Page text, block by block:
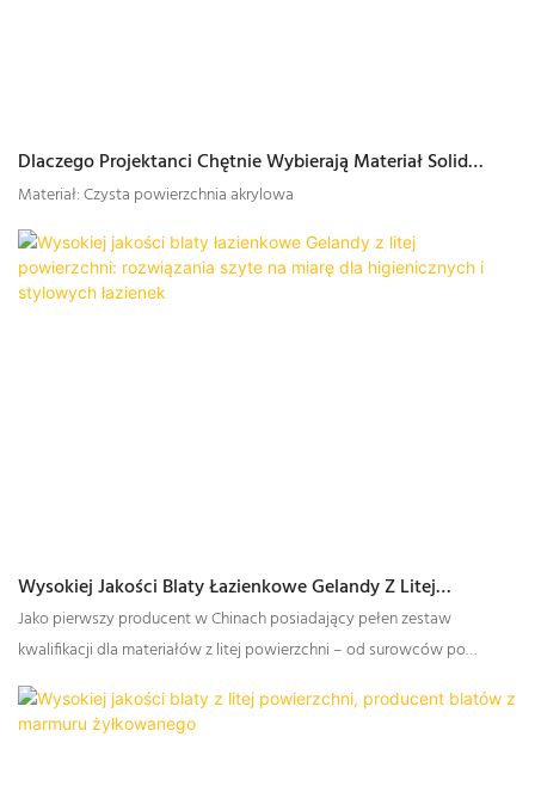
Dlaczego Projektanci Chętnie Wybierają Materiał Solid
Surface Do Blatów Łazienkowych W Przestrzeniach
Materiał: Czysta powierzchnia akrylowa
Wysokiej Jakości Blaty Łazienkowe Gelandy Z Litej
Powierzchni: Rozwiązania Szyte Na Miarę Dla Higienicznych
I Stylowych Łazienek
Jako pierwszy producent w Chinach posiadający pełen zestaw
kwalifikacji dla materiałów z litej powierzchni – od surowców po
produkty gotowe – Gelandy ugruntowała swoją pozycję lidera w
branży. Stawiając na innowacyjność, jakość i zadowolenie klienta,